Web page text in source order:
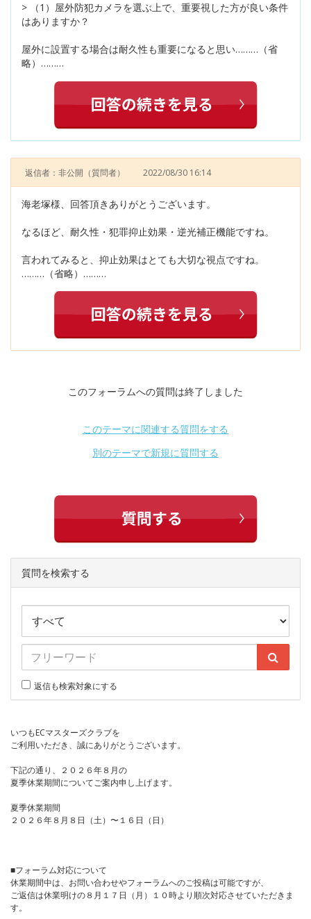
> （1）屋外防犯カメラを選ぶ上で、重要視した方が良い条件
はありますか？
屋外に設置する場合は耐久性も重要になると思い………（省
略）………
返信者：非公開 （質問者） 2022/08/30 16:14
海老塚様、回答頂きありがとうございます。
なるほど、耐久性・犯罪抑止効果・逆光補正機能ですね。
言われてみると、抑止効果はとても大切な視点ですね。
………（省略）………
このフォーラムへの質問は終了しました
このテーマに関連する質問をする
別のテーマで新規に質問する
質問を検索する
返信も検索対象にする
いつもECマスターズクラブを
ご利用いただき、誠にありがとうございます。
下記の通り、２０２６年８月の
夏季休業期間についてご案内申し上げます。
夏季休業期間
２０２６年８月８日（土）〜１６日（日）
■フォーラム対応について
休業期間中は、お問い合わせやフォーラムへのご投稿は可能ですが、
ご返信は休業明けの８月１７日（月）１０時より順次対応させていただきま
す。